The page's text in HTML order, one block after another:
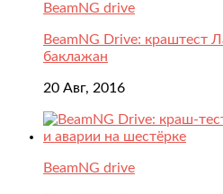
BeamNG drive
BeamNG Drive: краштест
баклажан
20 Авг, 2016
BeamNG drive